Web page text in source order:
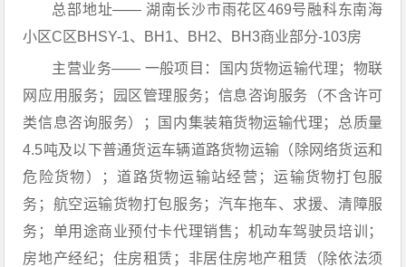
总部地址—— 湖南长沙市雨花区469号融科东南海
小区C区BHSY-1、BH1、BH2、BH3商业部分-103房
主营业务—— 一般项目：国内货物运输代理；物联
网应用服务；园区管理服务；信息咨询服务（不含许可
类信息咨询服务）；国内集装箱货物运输代理；总质量
4.5吨及以下普通货运车辆道路货物运输（除网络货运和
危险货物）；道路货物运输站经营；运输货物打包服
务；航空运输货物打包服务；汽车拖车、求援、清障服
务；单用途商业预付卡代理销售；机动车驾驶员培训；
房地产经纪；住房租赁；非居住房地产租赁（除依法须